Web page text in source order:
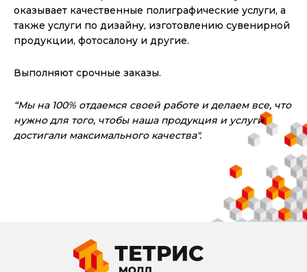
оказывает качественные полиграфические услуги, а
также услуги по дизайну, изготовлению сувенирной
продукции, фотосалону и другие.
Выполняют срочные заказы.
“Мы на 100% отдаемся своей работе и делаем все, что
нужно для того, чтобы наша продукция и услуги
достигали максимального качества".